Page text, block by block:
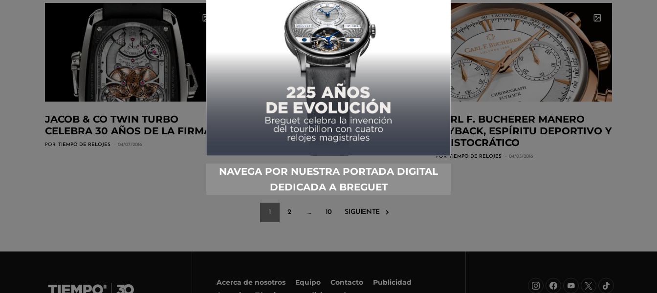
JACOB & CO TWIN TURBO
CELEBRA 30 AÑOS DE LA FIRMA
POR TIEMPO DE RELOJES 04/07/2016
TAG HEUER AQUARACER 300 M
CERÁMICA AUMENTA DE TAMAÑO
CARL F. BUCHERER MANERO
FLYBACK, ESPÍRITU DEPORTIVO Y
ARISTOCRÁTICO
POR TIEMPO DE RELOJES 04/05/2016
1 2 … 10 SIGUIENTE
Acerca de nosotros Equipo Contacto
Publicidad
NAVEGA POR NUESTRA PORTADA DIGITAL
DEDICADA A BREGUET